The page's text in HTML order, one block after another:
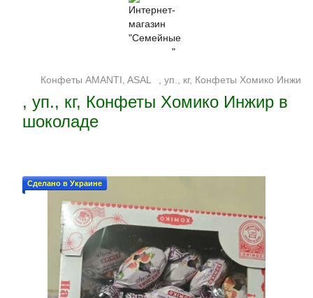
Конфеты AMANTI, ASAL , уп., кг, Конфеты Хомико Инжир
, уп., кг, Конфеты Хомико Инжир в
шоколаде
Сделано в Украине